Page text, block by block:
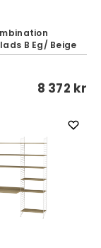
B Eg/ Beige
8 372 kr